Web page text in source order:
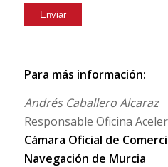
Para más información:
Andrés Caballero Alcaraz
Responsable Oficina
Cámara Oficial de
Navegación de Murcia